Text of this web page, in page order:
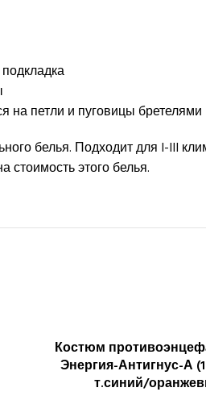
на петли и пуговицы бретелями
белья. Подходит для I-III
стоимость этого белья.
ПОДРОБНЕЕ
Костюм
Энергия-Антигнус-А
т.синий/